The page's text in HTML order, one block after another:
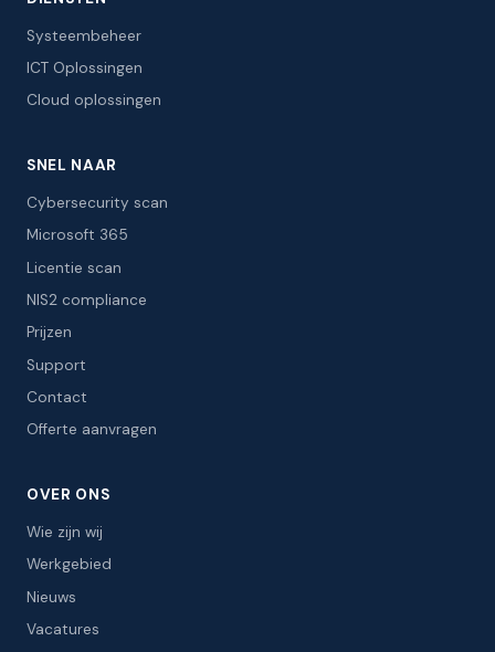
Systeembeheer
ICT Oplossingen
Cloud oplossingen
SNEL NAAR
Cybersecurity scan
Microsoft 365
Licentie scan
NIS2 compliance
Prijzen
Support
Contact
Offerte aanvragen
OVER ONS
Wie zijn wij
Werkgebied
Nieuws
Vacatures